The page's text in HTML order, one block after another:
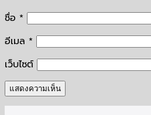
ชื่อ *
อีเมล *
เว็บไซต์